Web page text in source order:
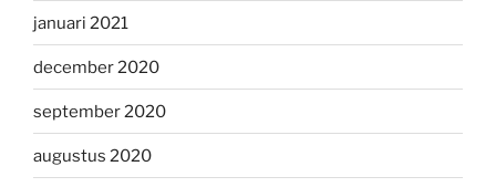
januari 2021
december 2020
september 2020
augustus 2020